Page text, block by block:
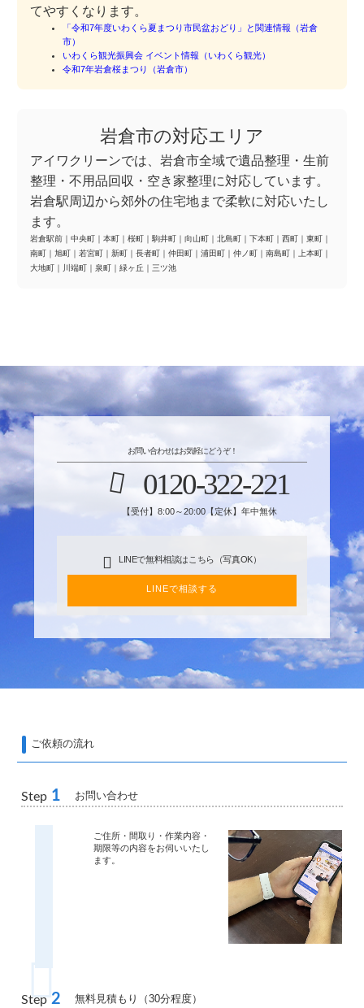
てやすくなります。
「令和7年度いわくら夏まつり市民盆おどり」と関連情報（岩倉
市）
いわくら観光振興会 イベント情報（いわくら観光）
令和7年岩倉桜まつり（岩倉市）
岩倉市の対応エリア
アイワクリーンでは、岩倉市全域で遺品整理・生前
整理・不用品回収・空き家整理に対応しています。
岩倉駅周辺から郊外の住宅地まで柔軟に対応いたし
ます。
岩倉駅前 ｜ 中央町 ｜ 本町 ｜ 桜町 ｜ 駒井町 ｜ 向山町 ｜ 北島町 ｜ 下本町 ｜ 西町 ｜ 東町 ｜
南町 ｜ 旭町 ｜ 若宮町 ｜ 新町 ｜ 長者町 ｜ 仲田町 ｜ 浦田町 ｜ 仲ノ町 ｜ 南島町 ｜ 上本町 ｜
大地町 ｜ 川端町 ｜ 泉町 ｜ 緑ヶ丘 ｜ 三ツ池
お問い合わせはお気軽にどうぞ！
0120-322-221
【受付】8:00～20:00【定休】年中無休
LINEで無料相談はこちら（写真OK）
LINEで相談する
ご依頼の流れ
Step 1 お問い合わせ
ご住所・間取り・作業内容・
期限等の内容をお伺いいたし
ます。
Step 2 無料見積もり（30分程度）